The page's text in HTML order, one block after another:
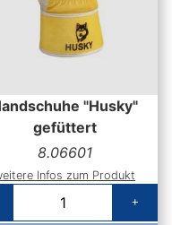
"Husky"
gefüttert
8.06601
Infos zum Produkt
+